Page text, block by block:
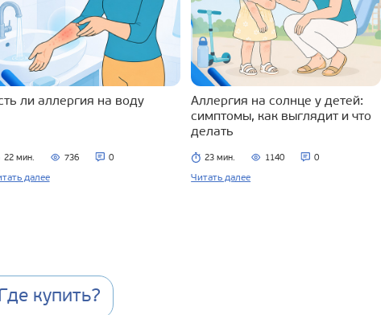
ли аллергия на воду
22 мин. 736 0
далее
Аллергия на солнце у детей:
симптомы, как выглядит и что
делать
23 мин. 1140 0
Читать далее
купить?